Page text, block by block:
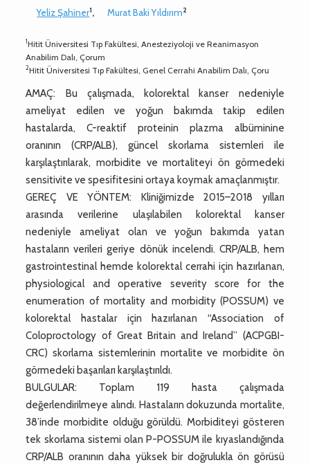
Yeliz Şahiner1, Murat Baki Yıldırım2
1Hitit Üniversitesi Tıp Fakültesi, Anesteziyoloji ve Reanimasyon
Anabilim Dalı, Çorum
2Hitit Üniversitesi Tıp Fakültesi, Genel Cerrahi Anabilim Dalı, Çoru
AMAÇ: Bu çalışmada, kolorektal kanser nedeniyle
ameliyat edilen ve yoğun bakımda takip edilen
hastalarda, C-reaktif proteinin plazma albüminine
oranının (CRP/ALB), güncel skorlama sistemleri ile
karşılaştırılarak, morbidite ve mortaliteyi ön görmedeki
sensitivite ve spesifitesini ortaya koymak amaçlanmıştır.
GEREÇ VE YÖNTEM: Kliniğimizde 2015–2018 yılları
arasında verilerine ulaşılabilen kolorektal kanser
nedeniyle ameliyat olan ve yoğun bakımda yatan
hastaların verileri geriye dönük incelendi. CRP/ALB, hem
gastrointestinal hemde kolorektal cerrahi için hazırlanan,
physiological and operative severity score for the
enumeration of mortality and morbidity (POSSUM) ve
kolorektal hastalar için hazırlanan “Association of
Coloproctology of Great Britain and Ireland” (ACPGBI-
CRC) skorlama sistemlerinin mortalite ve morbidite ön
görmedeki başarıları karşılaştırıldı.
BULGULAR: Toplam 119 hasta çalışmada
değerlendirilmeye alındı. Hastaların dokuzunda mortalite,
38’inde morbidite olduğu görüldü. Morbiditeyi gösteren
tek skorlama sistemi olan P-POSSUM ile kıyaslandığında
CRP/ALB oranının daha yüksek bir doğrulukla ön görüsü